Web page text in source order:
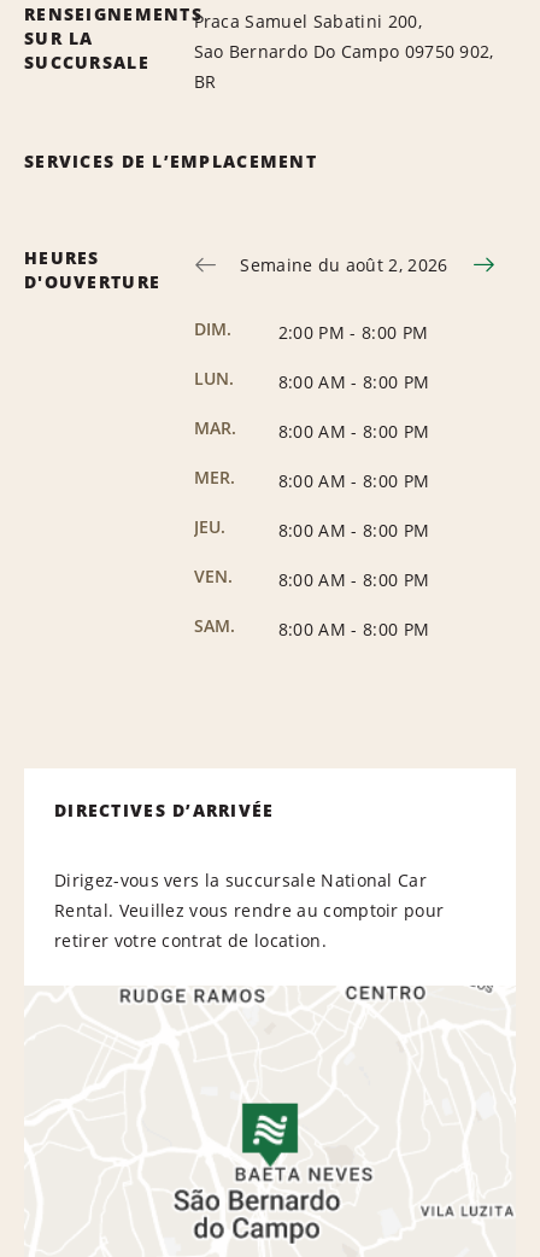
RENSEIGNEMENTS
SUR LA
SUCCURSALE
Praca Samuel Sabatini 200,
Sao Bernardo Do Campo 09750 902,
BR
SERVICES DE L’EMPLACEMENT
HEURES
D'OUVERTURE
Semaine du août 2, 2026
DIM. 2:00 PM - 8:00 PM
LUN.
8:00 AM - 8:00 PM
MAR.
8:00 AM - 8:00 PM
MER.
8:00 AM - 8:00 PM
JEU.
8:00 AM - 8:00 PM
VEN.
8:00 AM - 8:00 PM
SAM.
8:00 AM - 8:00 PM
DIRECTIVES D’ARRIVÉE
Dirigez-vous vers la succursale National Car
Rental. Veuillez vous rendre au comptoir pour
retirer votre contrat de location.